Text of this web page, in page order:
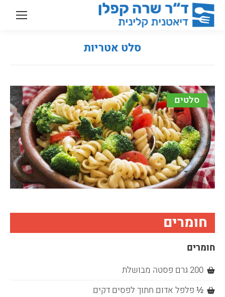
סלט אטריות
סלטים
חומרים
חומרים
200 גרם פסטה מבושלת
½ פלפל אדום חתוך לפסים דקים